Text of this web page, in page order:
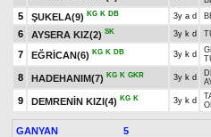
5
ŞUKELA(9) KG K DB 3y a d
6
AYSERA KIZ(2) SK 3y k d
7
EĞRİCAN(6) KG K DB 3y k d
8 HADEHANIM(7) KG K GKR 3y k d
9 DEMRENİN KIZI(4) KG K 3y k d
GANYAN 5